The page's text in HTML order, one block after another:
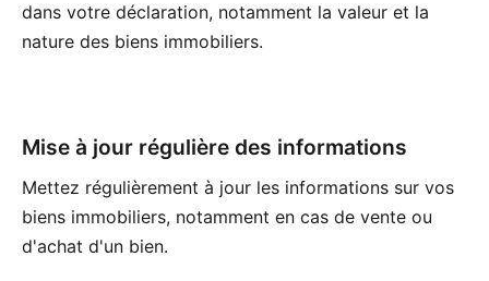
dans votre déclaration, notamment la valeur et la
nature des biens immobiliers.
Mise à jour régulière des informations
Mettez régulièrement à jour les informations sur vos
biens immobiliers, notamment en cas de vente ou
d'achat d'un bien.